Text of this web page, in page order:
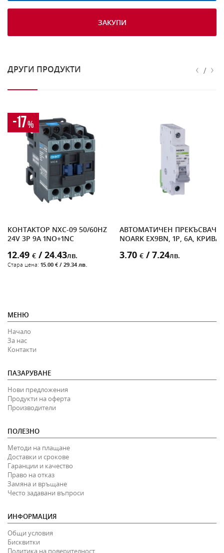
ЗАКУПИ
ДРУГИ ПРОДУКТИ ‹ / ›
-17%
КОНТАКТОР NXC-09 50/60HZ
24V 3P 9A 1NO+1NC
12.49 € / 24.43лв.
Стара цена: 15.00 € / 29.34 лв.
АВТОМАТИЧЕН ПРЕКЪСВАЧ
NOARK EX9BN, 1P, 6A, КРИВА
3.70 € / 7.24лв.
МЕНЮ
Начало
За нас
Контакти
ПАЗАРУВАНЕ
Нови предложения
Продукти на оферта
Производители
ПОЛЕЗНО
Методи на плащане
Доставки и срокове
Гаранции и качество
Право на отказ
Замяна и връщане
Често задавани въпроси
ИНФОРМАЦИЯ
Общи условия
Бисквитки
Политика на поверителност